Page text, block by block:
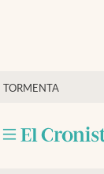
TORMENTA
Economía y finanzas